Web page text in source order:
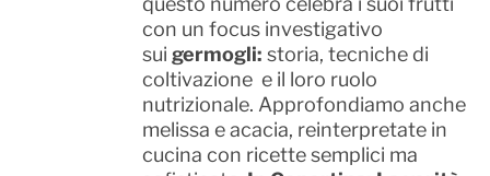
con un focus investigativo
sui germogli:storia, tecniche di
coltivazione e il loro ruolo
nutrizionale. Approfondiamo anche
melissa e acacia, reinterpretate in
cucina con ricette semplici ma